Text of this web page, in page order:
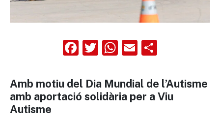
Facebook
Twitter
WhatsApp
Email
Amb motiu del Dia Mundial de l’Autisme
amb aportació solidària per a Viu
Autisme